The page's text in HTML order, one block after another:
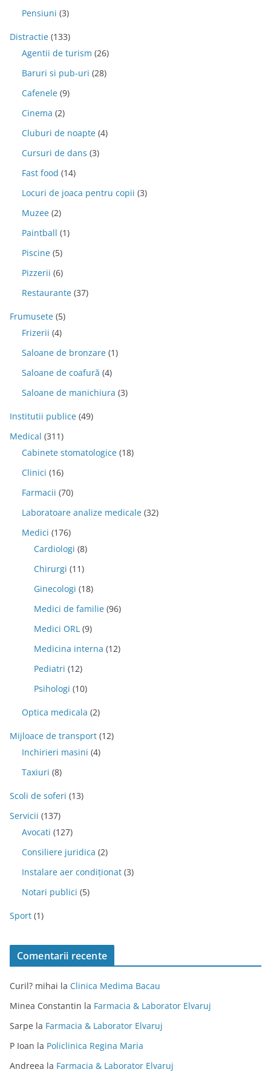
Pensiuni (3)
Distractie (133)
Agentii de turism (26)
Baruri si pub-uri (28)
Cafenele (9)
Cinema (2)
Cluburi de noapte (4)
Cursuri de dans (3)
Fast food (14)
Locuri de joaca pentru copii (3)
Muzee (2)
Paintball (1)
Piscine (5)
Pizzerii (6)
Restaurante (37)
Frumusete (5)
Frizerii (4)
Saloane de bronzare (1)
Saloane de coafură (4)
Saloane de manichiura (3)
Institutii publice (49)
Medical (311)
Cabinete stomatologice (18)
Clinici (16)
Farmacii (70)
Laboratoare analize medicale (32)
Medici (176)
Cardiologi (8)
Chirurgi (11)
Ginecologi (18)
Medici de familie (96)
Medici ORL (9)
Medicina interna (12)
Pediatri (12)
Psihologi (10)
Optica medicala (2)
Mijloace de transport (12)
Inchirieri masini (4)
Taxiuri (8)
Scoli de soferi (13)
Servicii (137)
Avocati (127)
Consiliere juridica (2)
Instalare aer condiționat (3)
Notari publici (5)
Sport (1)
Comentarii recente
Curil? mihai la Clinica Medima Bacau
Minea Constantin la Farmacia & Laborator Elvaruj
Sarpe la Farmacia & Laborator Elvaruj
P Ioan la Policlinica Regina Maria
Andreea la Farmacia & Laborator Elvaruj